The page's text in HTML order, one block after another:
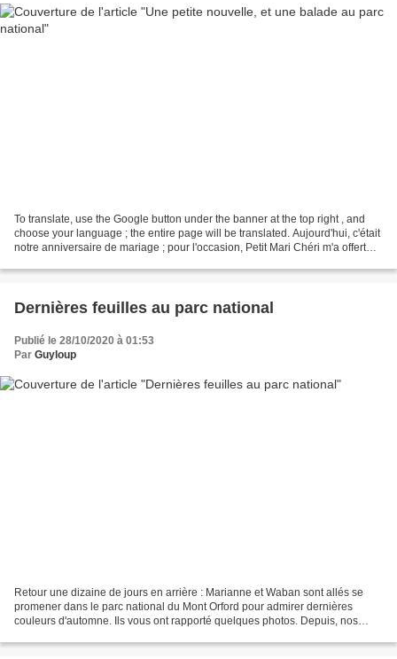
To translate, use the Google button under the banner at the top right , and
choose your language ; the entire page will be translated. Aujourd'hui, c'était
notre anniversaire de mariage ; pour l'occasion, Petit Mari Chéri m'a offert
Dernières feuilles au parc national
Publié le 28/10/2020 à 01:53
Par Guyloup
Retour une dizaine de jours en arrière : Marianne et Waban sont allés se
promener dans le parc national du Mont Orford pour admirer dernières
couleurs d'automne. Ils vous ont rapporté quelques photos. Depuis, nos